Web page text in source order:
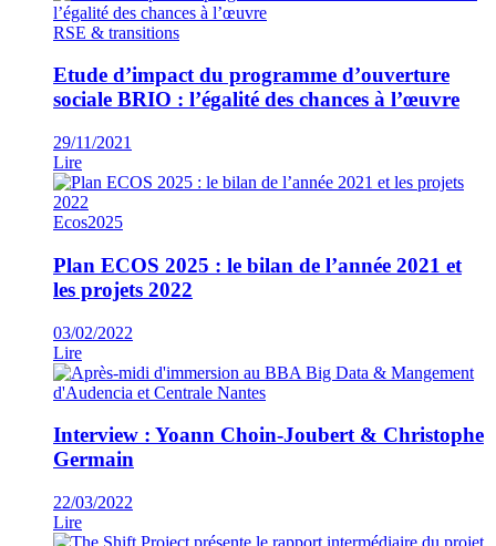
RSE & transitions
Etude d’impact du programme d’ouverture
sociale BRIO : l’égalité des chances à l’œuvre
29/11/2021
Lire
Ecos2025
Plan ECOS 2025 : le bilan de l’année 2021 et
les projets 2022
03/02/2022
Lire
Interview : Yoann Choin-Joubert & Christophe
Germain
22/03/2022
Lire